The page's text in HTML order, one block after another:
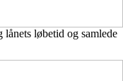
lånets løbetid og samlede